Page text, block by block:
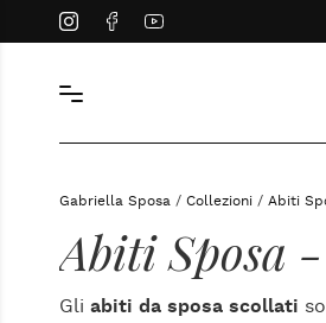
Instagram
Facebook
YouTube
Gabriella Sposa / Collezioni / Abiti
Abiti Sposa
Gli abiti da sposa scollati